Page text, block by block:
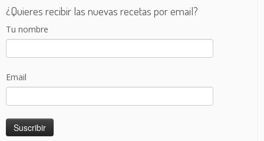
¿Quieres recibir las nuevas recetas por email?
Tu nombre
Email